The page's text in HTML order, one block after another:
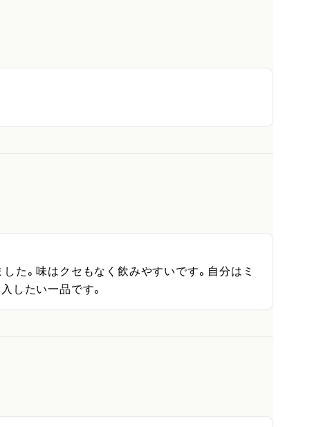
た。味はクセもなく飲みやすいです。自分はミ
したい一品です。